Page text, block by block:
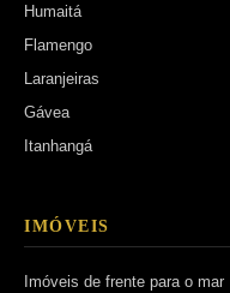
Humaitá
Flamengo
Laranjeiras
Gávea
Itanhangá
IMÓVEIS
Imóveis de frente para o mar